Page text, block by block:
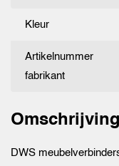
Kleur
Artikelnummer
fabrikant
Omschrijving
DWS